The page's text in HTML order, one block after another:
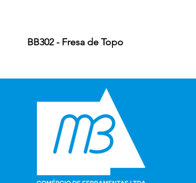
BB302 - Fresa de Topo